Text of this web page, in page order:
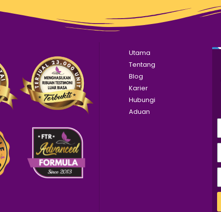
Utama
Tentang
Blog
Karier
Hubungi
Aduan